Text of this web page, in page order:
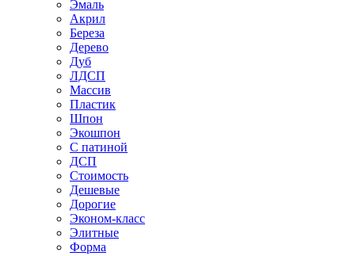
Эмаль
Акрил
Береза
Дерево
Дуб
ЛДСП
Массив
Пластик
Шпон
Экошпон
С патиной
ДСП
Стоимость
Дешевые
Дорогие
Эконом-класс
Элитные
Форма